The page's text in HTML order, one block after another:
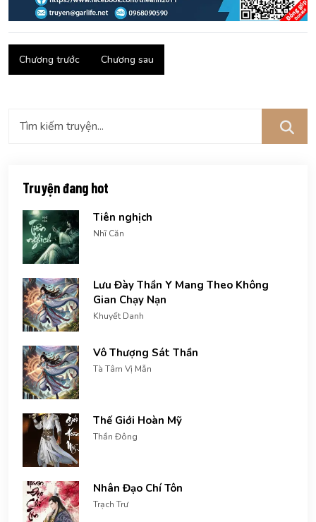
Chương trước Chương sau
Truyện đang hot
Tiên nghịch
Nhĩ Căn
Lưu Đày Thần Y Mang Theo Không
Gian Chạy Nạn
Khuyết Danh
Vô Thượng Sát Thần
Tà Tâm Vị Mẫn
Thế Giới Hoàn Mỹ
Thần Đông
Nhân Đạo Chí Tôn
Trạch Trư